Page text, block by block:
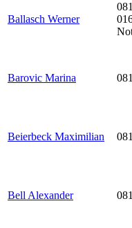
Ballasch Werner
Barovic Marina
Beierbeck Maximilian
Bell Alexander